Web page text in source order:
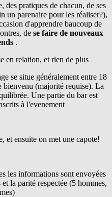
des pratiques de chacun, de ses
un parenaire pour les réaliser?),
d'apprendre baucoup de
de se faire de nouveaux
.
en relation, et rien de plus
se situe généralement entre 18
bienvenu (majorité requise). La
Une partie du bar est
à l'evenement
et ensuite on met une capote!
les informations sont envoyées
la parité respectée (5 hommes,